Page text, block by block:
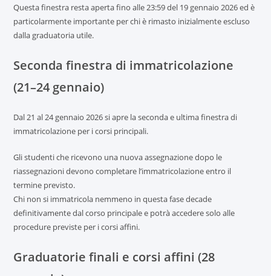
Questa finestra resta aperta fino alle 23:59 del 19 gennaio 2026 ed è
particolarmente importante per chi è rimasto inizialmente escluso
dalla graduatoria utile.
Seconda finestra di immatricolazione
(21–24 gennaio)
Dal 21 al 24 gennaio 2026 si apre la seconda e ultima finestra di
immatricolazione per i corsi principali.
Gli studenti che ricevono una nuova assegnazione dopo le
riassegnazioni devono completare l’immatricolazione entro il
termine previsto.
Chi non si immatricola nemmeno in questa fase decade
definitivamente dal corso principale e potrà accedere solo alle
procedure previste per i corsi affini.
Graduatorie finali e corsi affini (28